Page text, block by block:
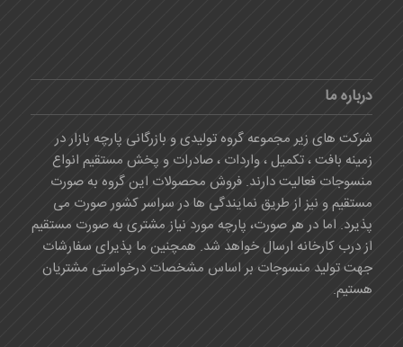
درباره ما
شرکت های زیر مجموعه گروه تولیدی و بازرگانی پارچه بازار در
زمینه بافت ، تکمیل ، واردات ، صادرات و پخش مستقیم انواع
منسوجات فعالیت دارند. فروش محصولات این گروه به صورت
مستقیم و نیز از طریق نمایندگی ها در سراسر کشور صورت می
پذیرد. اما در هر صورت، پارچه مورد نیاز مشتری به صورت مستقیم
از درب کارخانه ارسال خواهد شد. همچنین ما پذیرای سفارشات
جهت تولید منسوجات بر اساس مشخصات درخواستی مشتریان
هستیم.